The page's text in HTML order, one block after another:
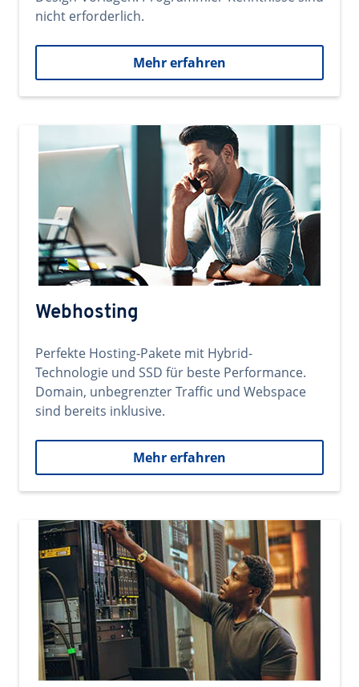
nicht erforderlich.
Mehr erfahren
Webhosting
Perfekte Hosting-Pakete mit Hybrid-
Technologie und SSD für beste Performance.
Domain, unbegrenzter Traffic und Webspace
sind bereits inklusive.
Mehr erfahren